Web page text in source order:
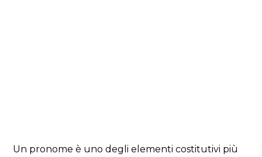
Un pronome è uno degli elementi costitutivi più